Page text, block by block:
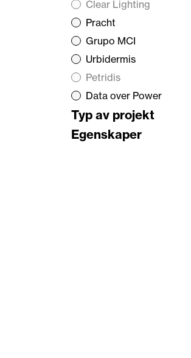
Clear Lighting
Pracht
Grupo MCI
Urbidermis
Petridis
Data over Power
Typ av projekt
Egenskaper